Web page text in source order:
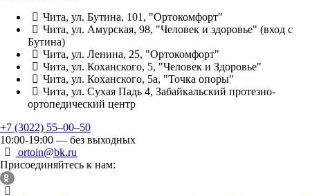
Чита, ул. Бутина, 101, "Ортокомфорт"
Чита, ул. Амурская, 98, "Человек и здоровье" (вход с
Бутина)
Чита, ул. Ленина, 25, "Ортокомфорт"
Чита, ул. Коханского, 5, "Человек и Здоровье"
Чита, ул. Коханского, 5а, "Точка опоры"
Чита, ул. Сухая Падь 4, Забайкальский протезно-
ортопедический центр
+7 (3022) 55‒00‒50
10:00-19:00 — без выходных
ortoin@bk.ru
Присоединяйтесь к нам: